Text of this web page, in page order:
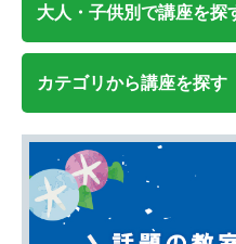
大人・子供別で講座を探
カテゴリから講座を探す